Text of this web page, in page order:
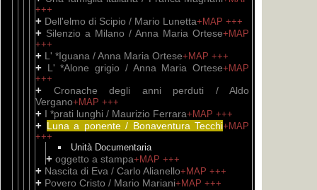
+++
+ Dell'elmo di Scipio / Mario Lunetta+MAP +++
+ Silenzio a Milano / Anna Maria Ortese+MAP
+++
+ L' *Iguana / Anna Maria Ortese+MAP +++
+ L' *Alone grigio / Anna Maria Ortese+MAP
+++
+ Cronache degli anni perduti / Aldo
Vergano+MAP +++
+ I *prati lunghi / Maurizio Ferrara+MAP +++
+ Luna a ponente / Bonaventura Tecchi+MAP
+++
Unità Documentaria
+ oggetto a stampa+MAP +++
+ Nascita di Eva / Carlo Alianello+MAP +++
+ Povero Cristo / Mario Mariani+MAP +++